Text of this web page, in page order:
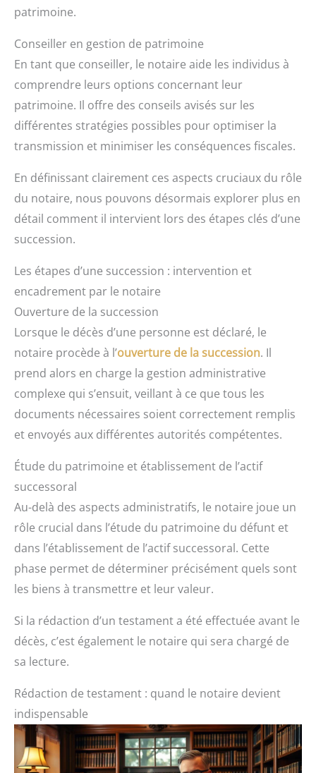
patrimoine.
Conseiller en gestion de patrimoine
En tant que conseiller, le notaire aide les individus à
comprendre leurs options concernant leur
patrimoine. Il offre des conseils avisés sur les
différentes stratégies possibles pour optimiser la
transmission et minimiser les conséquences fiscales.
En définissant clairement ces aspects cruciaux du rôle
du notaire, nous pouvons désormais explorer plus en
détail comment il intervient lors des étapes clés d’une
succession.
Les étapes d’une succession : intervention et
encadrement par le notaire
Ouverture de la succession
Lorsque le décès d’une personne est déclaré, le
notaire procède à l’ouverture de la succession. Il
prend alors en charge la gestion administrative
complexe qui s’ensuit, veillant à ce que tous les
documents nécessaires soient correctement remplis
et envoyés aux différentes autorités compétentes.
Étude du patrimoine et établissement de l’actif
successoral
Au-delà des aspects administratifs, le notaire joue un
rôle crucial dans l’étude du patrimoine du défunt et
dans l’établissement de l’actif successoral. Cette
phase permet de déterminer précisément quels sont
les biens à transmettre et leur valeur.
Si la rédaction d’un testament a été effectuée avant le
décès, c’est également le notaire qui sera chargé de
sa lecture.
Rédaction de testament : quand le notaire devient
indispensable